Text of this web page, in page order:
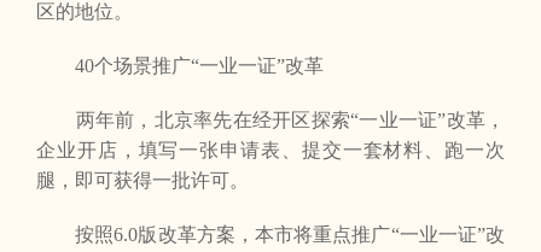
区的地位。
40个场景推广“一业一证”改革
两年前，北京率先在经开区探索“一业一证”改革，
企业开店，填写一张申请表、提交一套材料、跑一次
腿，即可获得一批许可。
按照6.0版改革方案，本市将重点推广“一业一证”改